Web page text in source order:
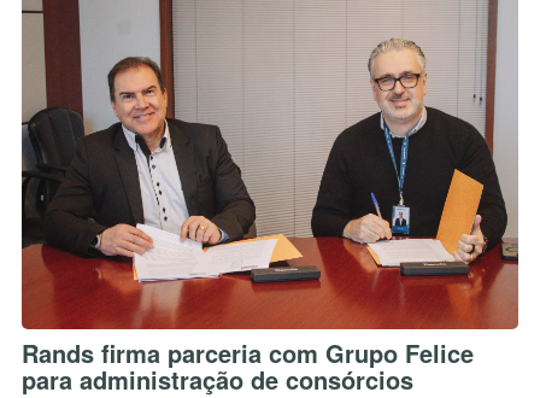
Rands firma parceria com Grupo Felice
para administração de consórcios